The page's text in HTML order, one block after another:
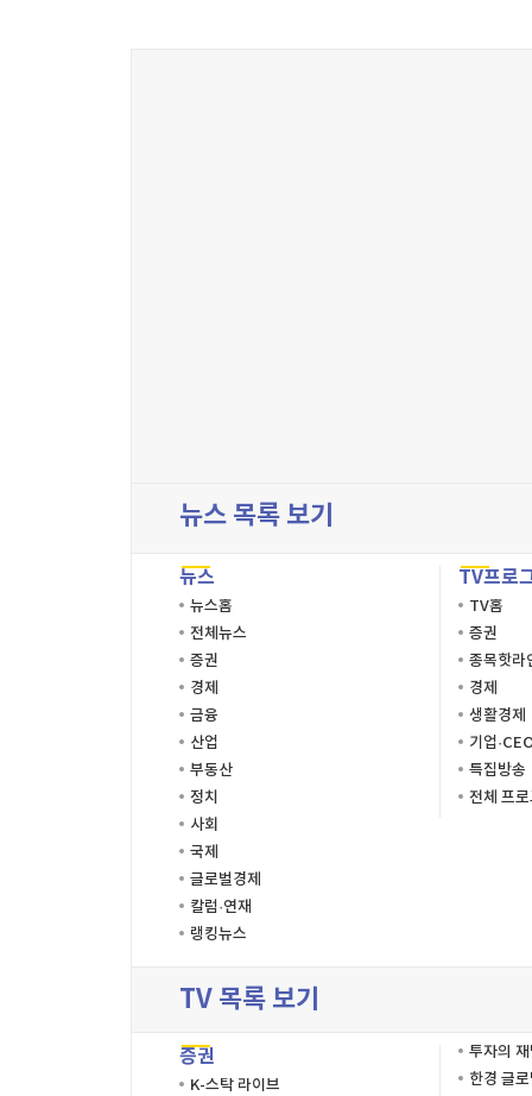
뉴스 목록 보기
뉴스
뉴스홈
전체뉴스
증권
경제
금융
산업
부동산
정치
사회
국제
글로벌경제
칼럼·연재
랭킹뉴스
TV프로
TV홈
증권
종목핫라
경제
생활경제
기업
특집방송
전체 프
TV 목록 보기
증권
K-스탁 라이브
투자의
한경 글